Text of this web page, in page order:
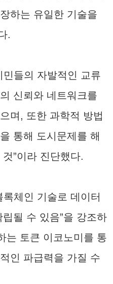
하는 유일한 기술을
.
민들의 자발적인 교류
신뢰와 네트워크를
며, 또한 과학적 방법
통해 도시문제를 해
”이라 진단했다.
체인 기술로 데이터
될 수 있음”을 강조하
는 토큰 이코노미를 통
인 파급력을 가질 수